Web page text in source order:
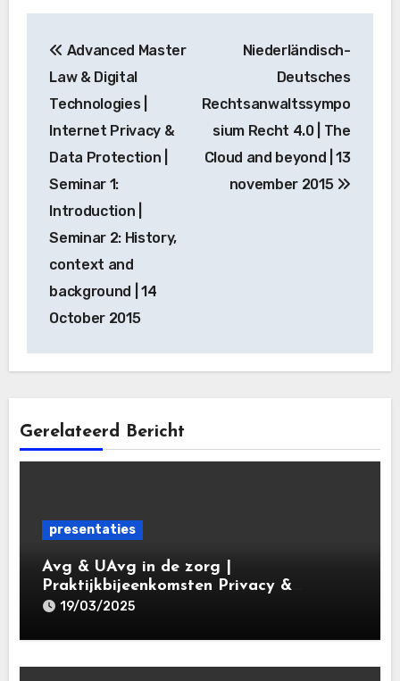
navigatie
Advanced Master
Law & Digital
Technologies |
Internet Privacy &
Data Protection |
Seminar 1:
Introduction |
Seminar 2: History,
context and
background | 14
October 2015
Niederländisch-
Deutsches
Rechtsanwaltssympo
sium Recht 4.0 | The
Cloud and beyond | 13
november 2015
Gerelateerd Bericht
presentaties
Avg & UAvg in de zorg |
Praktijkbijeenkomsten Privacy &
Gegevensbescherming in de Zorg 2025 |
19/03/2025